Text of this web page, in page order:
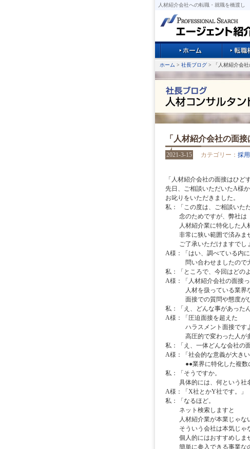
人材紹介会社への転職・就職を橋渡し
ホーム > 社長ブログ > 「人材紹介会社
「人材紹介会社の面接
2021-3-15 カテゴリー： 採
「人材紹介会社の面接はひど
先日、ご相談いただいたA様
お叱りをいただきました。
私：「この度は、ご相談いた
念のためですが、弊社は
人材紹介業に特化した人材
非常に狭い範囲で済みま
ご了承いただけますでしょ
A様：「はい、調べている内
問い合わせましたので大
私：「ところで、今回はどの
A様：「人材紹介会社の面接っ
人材を扱っている業界
面接での質問や態度がひ
私：「え、どんな事があった
A様：「圧迫面接を超えた
ハラスメント面接ですよ
高圧的で変わった人が多
私：「え、一体どんな会社の
A様：「社会的な意義が大き
●●業界に特化した複数の
私：「そうですか。
具体的には、何という社名
A様：「X社とかY社です。」
私：「なるほど。
ネット検索しますと
人材紹介業が本業じゃな
そういう会社は本気じゃ
個人的にはおすすめしませ
簡単に参入できる事業な